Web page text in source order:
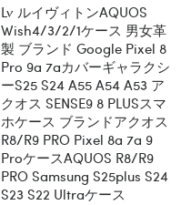
Lv ルイヴィトンAQUOS
Wish4/3/2/1ケース 男女革
製 ブランド Google Pixel 8
Pro 9a 7aカバーギャラクシ
ーs25 S24 A55 A54 A53 ア
クオス SENSE9 8 PLUSスマ
ホケース ブランドアクオス
R8/R9 PRO Pixel 8a 7a 9
ProケースAQUOS R8/R9
PRO Samsung S25plus S24
S23 S22 Ultraケース